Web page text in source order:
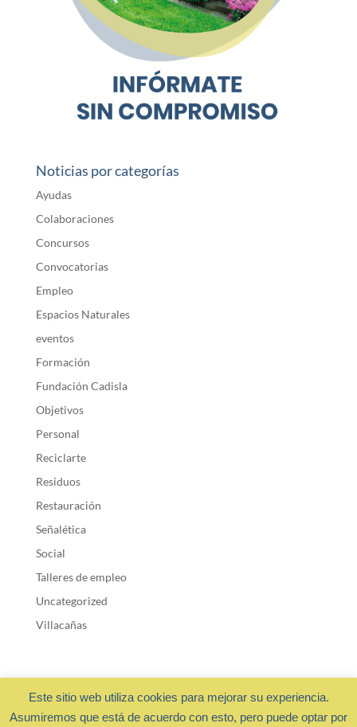
Noticias por categorías
Ayudas
Colaboraciones
Concursos
Convocatorias
Empleo
Espacios Naturales
eventos
Formación
Fundación Cadisla
Objetivos
Personal
Reciclarte
Residuos
Restauración
Señalética
Social
Talleres de empleo
Uncategorized
Villacañas
Fundación Cadisla 2018 ·Privacidad y cookies - Diseño web:
Este sitio web utiliza cookies para mejorar su experiencia.
Asumiremos que está de acuerdo con esto, pero puede optar por